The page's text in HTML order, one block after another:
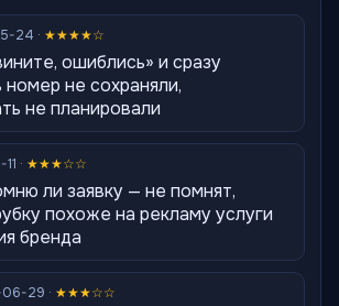
24 · ★★★★☆
ошиблись» и сразу
номер не сохраняли,
не планировали
· ★★★☆☆
ли заявку — не помнят,
похоже на рекламу услуги
бренда
29 · ★★★☆☆